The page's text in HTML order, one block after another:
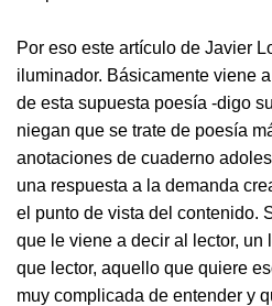
Por eso este artículo de Javier
iluminador. Básicamente viene
de esta supuesta poesía -digo
niegan que se trate de poesía
anotaciones de cuaderno
una respuesta a la demanda
el punto de vista del contenido.
que le viene a decir al lector, un
que lector, aquello que quiere
muy complicada de entender y